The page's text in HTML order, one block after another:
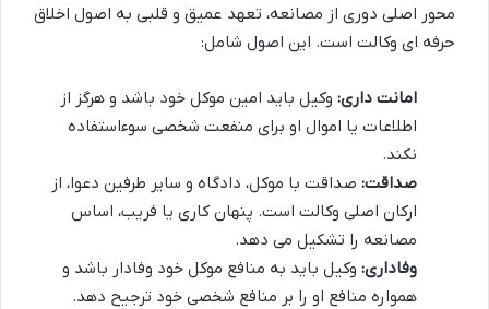
محور اصلی دوری از مصانعه، تعهد عمیق و قلبی به اصول اخلاق
حرفه ای وکالت است. این اصول شامل:
امانت داری: وکیل باید امین موکل خود باشد و هرگز از
اطلاعات یا اموال او برای منفعت شخصی سوءاستفاده
نکند.
صداقت: صداقت با موکل، دادگاه و سایر طرفین دعوا، از
ارکان اصلی وکالت است. پنهان کاری یا فریب، اساس
مصانعه را تشکیل می دهد.
وفاداری: وکیل باید به منافع موکل خود وفادار باشد و
همواره منافع او را بر منافع شخصی خود ترجیح دهد.